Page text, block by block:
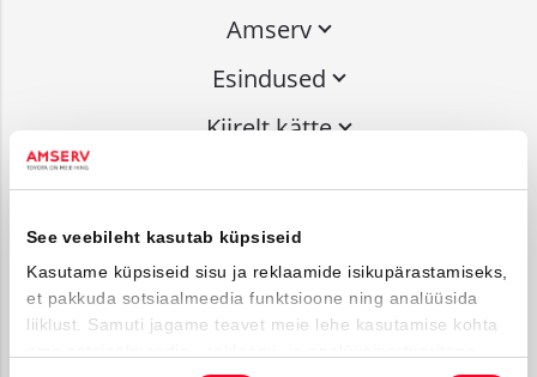
See veebileht kasutab küpsiseid
Kasutame küpsiseid sisu ja reklaamide isikupärastamiseks,
et pakkuda sotsiaalmeedia funktsioone ning analüüsida
liiklust. Samuti jagame teavet meie lehe kasutamise kohta
Amserv
Esindused
Kiirelt kätte
Võta ühendust
info@amserv.ee